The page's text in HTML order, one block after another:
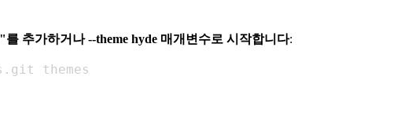
추가하거나 --theme hyde 매개변수로 시작합니다:
themes